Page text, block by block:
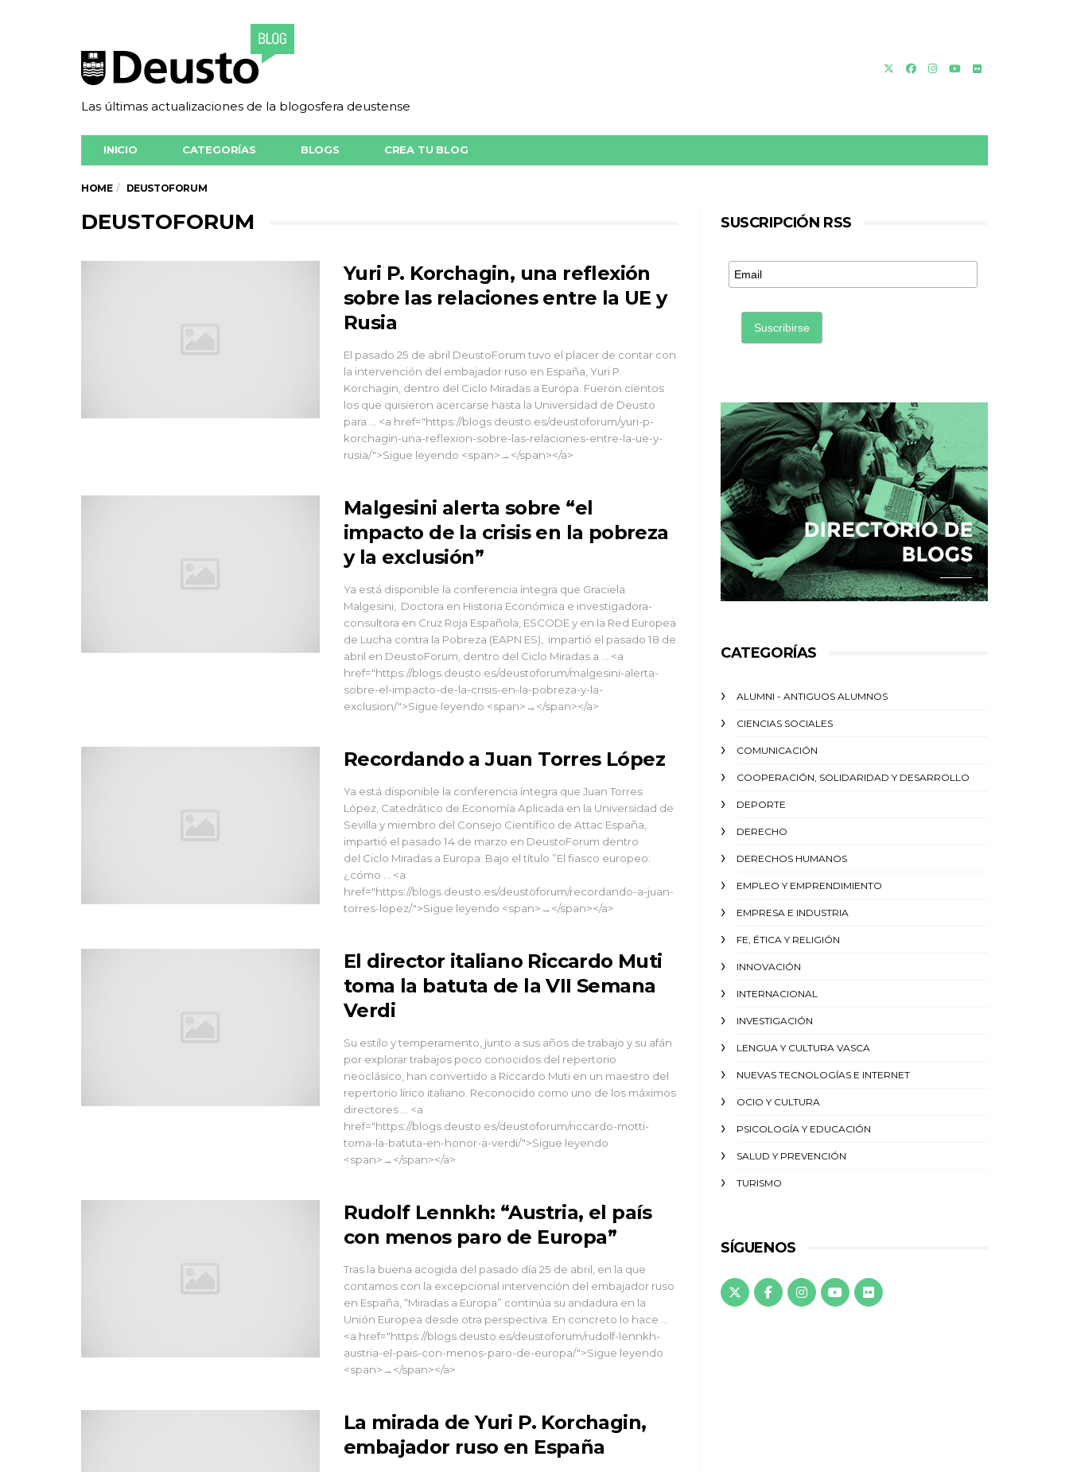
Las últimas actualizaciones de la blogosfera deustense
INICIO CATEGORÍAS BLOGS CREA TU BLOG
HOME DEUSTOFORUM
DEUSTOFORUM
Yuri P. Korchagin, una reflexión
sobre las relaciones entre la UE y
Rusia
El pasado 25 de abril DeustoForum tuvo el placer de contar con
la intervención del embajador ruso en España, Yuri P.
Korchagin, dentro del Ciclo Miradas a Europa. Fueron cientos
los que quisieron acercarse hasta la Universidad de Deusto
para … <a href="https://blogs.deusto.es/deustoforum/yuri-p-
korchagin-una-reflexion-sobre-las-relaciones-entre-la-ue-y-
rusia/">Sigue leyendo <span>→</span></a>
Malgesini alerta sobre “el
impacto de la crisis en la pobreza
y la exclusión”
Ya está disponible la conferencia íntegra que Graciela
Malgesini, Doctora en Historia Económica e investigadora-
consultora en Cruz Roja Española, ESCODE y en la Red Europea
de Lucha contra la Pobreza (EAPN ES), impartió el pasado 18 de
abril en DeustoForum, dentro del Ciclo Miradas a … <a
href="https://blogs.deusto.es/deustoforum/malgesini-alerta-
sobre-el-impacto-de-la-crisis-en-la-pobreza-y-la-
exclusion/">Sigue leyendo <span>→</span></a>
Recordando a Juan Torres López
Ya está disponible la conferencia íntegra que Juan Torres
López, Catedrático de Economía Aplicada en la Universidad de
Sevilla y miembro del Consejo Científico de Attac España,
impartió el pasado 14 de marzo en DeustoForum dentro
del Ciclo Miradas a Europa. Bajo el título ”El fiasco europeo:
¿cómo … <a
href="https://blogs.deusto.es/deustoforum/recordando-a-juan-
torres-lopez/">Sigue leyendo <span>→</span></a>
El director italiano Riccardo Muti
toma la batuta de la VII Semana
Verdi
Su estilo y temperamento, junto a sus años de trabajo y su afán
por explorar trabajos poco conocidos del repertorio
neoclásico, han convertido a Riccardo Muti en un maestro del
repertorio lírico italiano. Reconocido como uno de los máximos
directores … <a
href="https://blogs.deusto.es/deustoforum/riccardo-motti-
toma-la-batuta-en-honor-a-verdi/">Sigue leyendo
<span>→</span></a>
Rudolf Lennkh: “Austria, el país
con menos paro de Europa”
Tras la buena acogida del pasado día 25 de abril, en la que
contamos con la excepcional intervención del embajador ruso
en España, “Miradas a Europa” continúa su andadura en la
Unión Europea desde otra perspectiva. En concreto lo hace …
<a href="https://blogs.deusto.es/deustoforum/rudolf-lennkh-
austria-el-pais-con-menos-paro-de-europa/">Sigue leyendo
<span>→</span></a>
La mirada de Yuri P. Korchagin,
embajador ruso en España
SUSCRIPCIÓN RSS
CATEGORÍAS
ALUMNI - ANTIGUOS ALUMNOS
CIENCIAS SOCIALES
COMUNICACIÓN
COOPERACIÓN, SOLIDARIDAD Y DESARROLLO
DEPORTE
DERECHO
DERECHOS HUMANOS
EMPLEO Y EMPRENDIMIENTO
EMPRESA E INDUSTRIA
FE, ÉTICA Y RELIGIÓN
INNOVACIÓN
INTERNACIONAL
INVESTIGACIÓN
LENGUA Y CULTURA VASCA
NUEVAS TECNOLOGÍAS E INTERNET
OCIO Y CULTURA
PSICOLOGÍA Y EDUCACIÓN
SALUD Y PREVENCIÓN
TURISMO
SÍGUENOS